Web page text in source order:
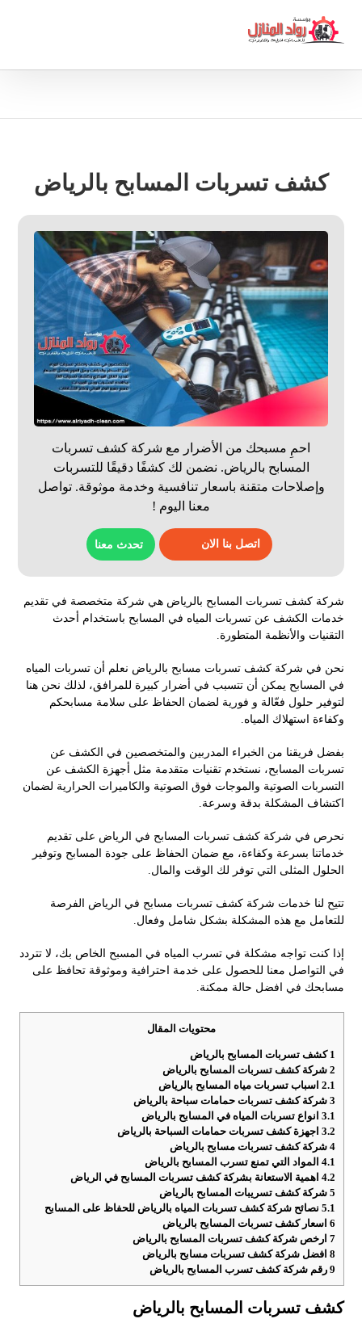
كشف تسربات المسابح بالرياض
احمِ مسبحك من الأضرار مع شركة كشف تسربات
المسابح بالرياض. نضمن لك كشفًا دقيقًا للتسربات
وإصلاحات متقنة باسعار تنافسية وخدمة موثوقة. تواصل
معنا اليوم !
اتصل بنا الان تحدث معنا
شركة كشف تسربات المسابح بالرياض هي شركة متخصصة في تقديم
خدمات الكشف عن تسربات المياه في المسابح باستخدام أحدث
التقنيات والأنظمة المتطورة.
نحن في شركة كشف تسربات مسابح بالرياض نعلم أن تسربات المياه
في المسابح يمكن أن تتسبب في أضرار كبيرة للمرافق، لذلك نحن هنا
لتوفير حلول فعّالة و فورية لضمان الحفاظ على سلامة مسابحكم
وكفاءة استهلاك المياه.
بفضل فريقنا من الخبراء المدربين والمتخصصين في الكشف عن
تسربات المسابح، نستخدم تقنيات متقدمة مثل أجهزة الكشف عن
التسربات الصوتية والموجات فوق الصوتية والكاميرات الحرارية لضمان
اكتشاف المشكلة بدقة وسرعة.
نحرص في شركة كشف تسربات المسابح في الرياض على تقديم
خدماتنا بسرعة وكفاءة، مع ضمان الحفاظ على جودة المسابح وتوفير
الحلول المثلى التي توفر لك الوقت والمال.
تتيح لنا خدمات شركة كشف تسربات مسابح في الرياض الفرصة
للتعامل مع هذه المشكلة بشكل شامل وفعال.
إذا كنت تواجه مشكلة في تسرب المياه في المسبح الخاص بك، لا تتردد
في التواصل معنا للحصول على خدمة احترافية وموثوقة تحافظ على
مسابحك في افضل حالة ممكنة.
محتويات المقال
1 كشف تسربات المسابح بالرياض
2 شركة كشف تسربات المسابح بالرياض
2.1 اسباب تسربات مياه المسابح بالرياض
3 شركة كشف تسربات حمامات سباحة بالرياض
3.1 انواع تسربات المياه في المسابح بالرياض
3.2 اجهزة كشف تسربات حمامات السباحة بالرياض
4 شركة كشف تسربات مسابح بالرياض
4.1 المواد التي تمنع تسرب المسابح بالرياض
4.2 اهمية الاستعانة بشركة كشف تسربات المسابح في الرياض
5 شركة كشف تسريبات المسابح بالرياض
5.1 نصائح شركة كشف تسربات المياه بالرياض للحفاظ على المسابح
6 اسعار كشف تسربات المسابح بالرياض
7 ارخص شركة كشف تسربات المسابح بالرياض
8 افضل شركة كشف تسربات مسابح بالرياض
9 رقم شركة كشف تسرب المسابح بالرياض
كشف تسربات المسابح بالرياض